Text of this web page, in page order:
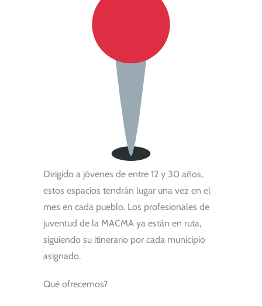
Dirigido a jóvenes de entre 12 y 30 años,
estos espacios tendrán lugar una vez en el
mes en cada pueblo. Los profesionales de
juventud de la MACMA ya están en ruta,
siguiendo su itinerario por cada municipio
asignado.
Qué ofrecemos?